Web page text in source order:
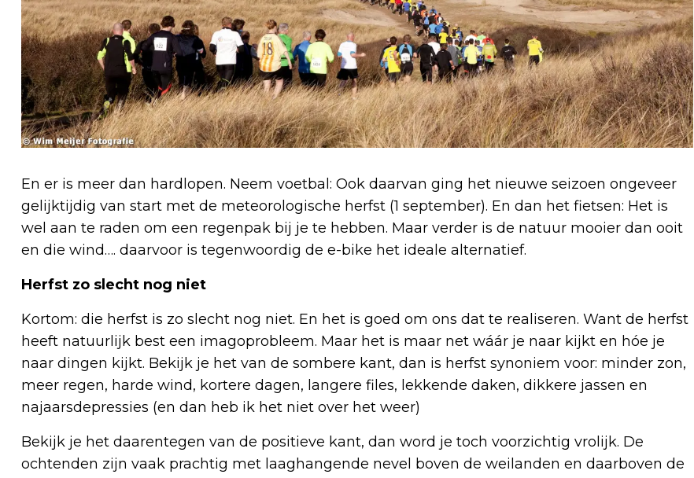
En er is meer dan hardlopen. Neem voetbal: Ook daarvan ging het nieuwe seizoen ongeveer
gelijktijdig van start met de meteorologische herfst (1 september). En dan het fietsen: Het is
wel aan te raden om een regenpak bij je te hebben. Maar verder is de natuur mooier dan ooit
en die wind…. daarvoor is tegenwoordig de e-bike het ideale alternatief.
Herfst zo slecht nog niet
Kortom: die herfst is zo slecht nog niet. En het is goed om ons dat te realiseren. Want de herfst
heeft natuurlijk best een imagoprobleem. Maar het is maar net wáár je naar kijkt en hóe je
naar dingen kijkt. Bekijk je het van de sombere kant, dan is herfst synoniem voor: minder zon,
meer regen, harde wind, kortere dagen, langere files, lekkende daken, dikkere jassen en
najaarsdepressies (en dan heb ik het niet over het weer)
Bekijk je het daarentegen van de positieve kant, dan word je toch voorzichtig vrolijk. De
ochtenden zijn vaak prachtig met laaghangende nevel boven de weilanden en daarboven de